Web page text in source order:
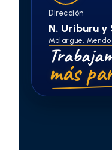
Dirección
N. Uriburu y
Malargüe,
más